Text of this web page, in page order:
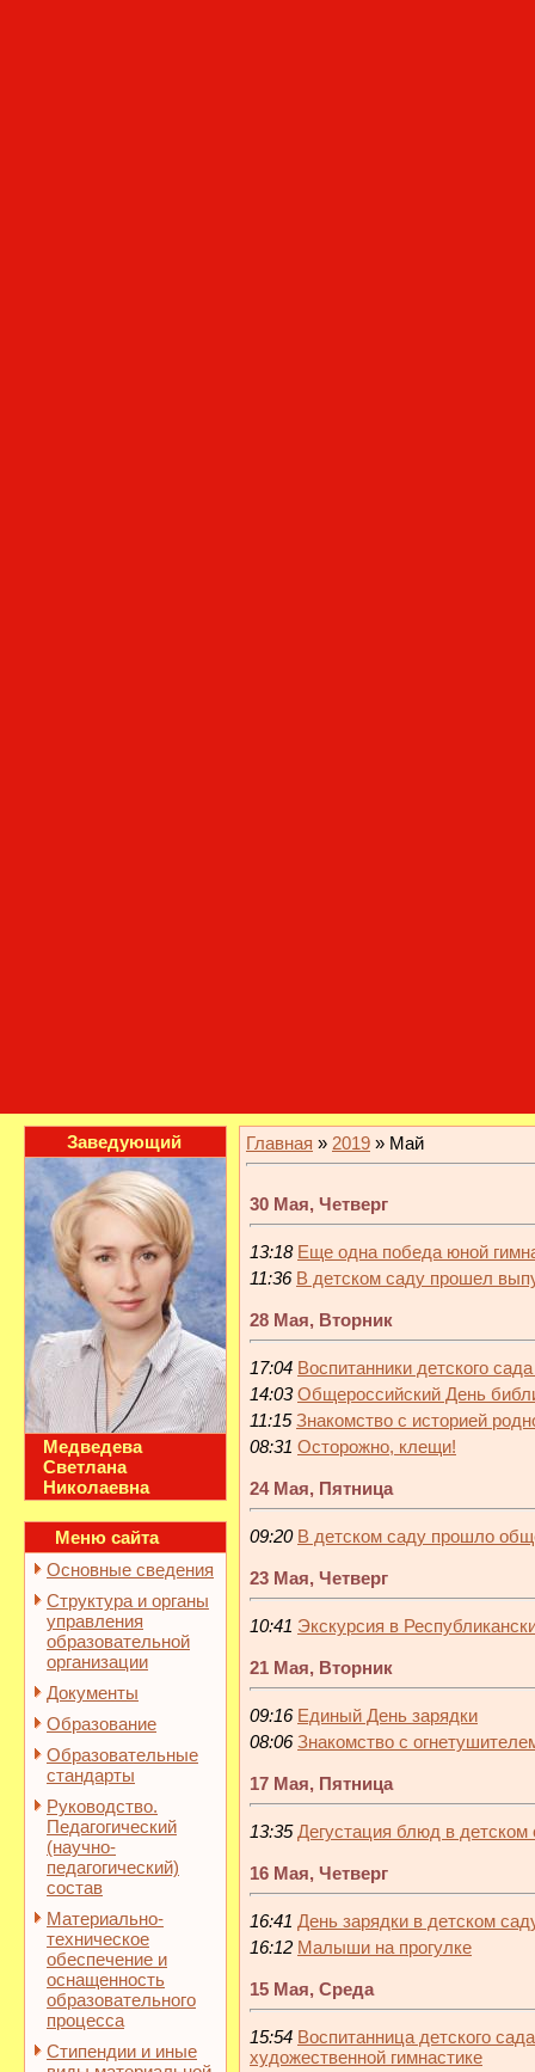
Заведующий
Медведева
Светлана
Николаевна
Меню сайта
Основные сведения
Структура и органы
управления
образовательной
организации
Документы
Образование
Образовательные
стандарты
Руководство.
Педагогический
(научно-
педагогический)
состав
Материально-
техническое
обеспечение и
оснащенность
образовательного
процесса
Стипендии и иные
Главная » 2019 » Май
30 Мая, Четверг
13:18 Еще одна победа юной
11:36 В детском саду прошел
28 Мая, Вторник
17:04 Воспитанники детского
14:03 Общероссийский День
11:15 Знакомство с историей
08:31 Осторожно, клещи!
24 Мая, Пятница
09:20 В детском саду прошло
23 Мая, Четверг
10:41 Экскурсия в
21 Мая, Вторник
09:16 Единый День зарядки
08:06 Знакомство с
17 Мая, Пятница
13:35 Дегустация блюд в детском
16 Мая, Четверг
16:41 День зарядки в детском
16:12 Малыши на прогулке
15 Мая, Среда
15:54 Воспитанница детского
художественной гимнастике